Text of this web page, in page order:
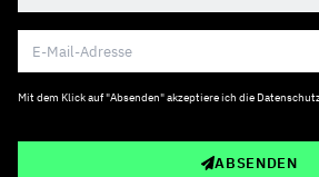
Mit dem Klick auf "Absenden" akzeptiere ich die
ABSENDEN